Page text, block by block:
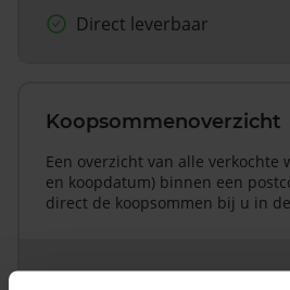
Direct leverbaar
Koopsommenoverzicht
Een overzicht van alle verkochte
en koopdatum) binnen een
direct de koopsommen bij u in